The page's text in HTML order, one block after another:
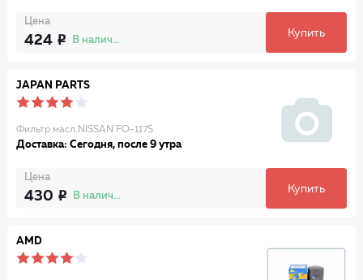
Цена
424 В наличии
Купить
JAPAN PARTS
Фильтр масл.NISSAN FO-117S
Доставка: Сегодня, после 9 утра
Цена
430 В наличии
Купить
AMD